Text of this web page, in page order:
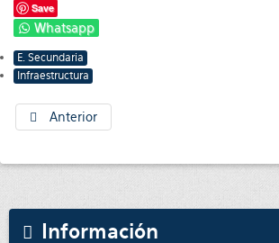
Save
Whatsapp
E. Secundaria
Infraestructura
Anterior
Información